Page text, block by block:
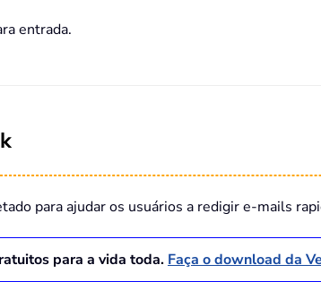
entrada.
para ajudar os usuários a redigir e-mails
para a vida toda. Faça o download da